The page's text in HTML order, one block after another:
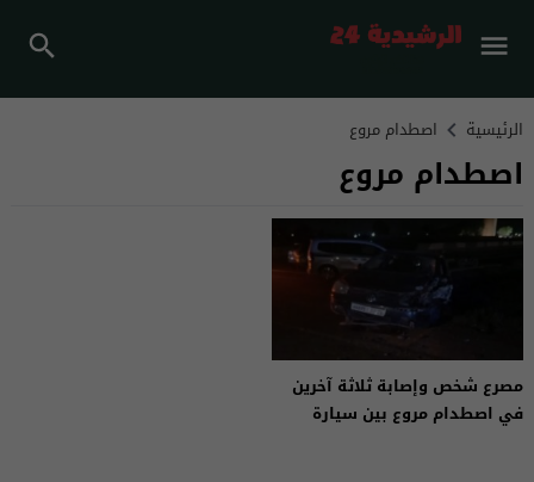
الرئيسية اصطدام مروع
اصطدام مروع
مصرع شخص وإصابة ثلاثة آخرين
في اصطدام مروع بين سيارة